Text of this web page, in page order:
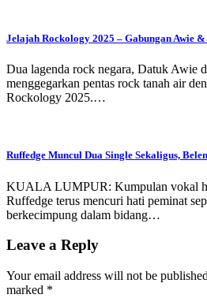
Jelajah Rockology 2025 – Gabungan Awie
Dua lagenda rock negara, Datuk Awie
menggegarkan pentas rock tanah air
Rockology 2025.…
Ruffedge Muncul Dua Single Sekaligus,
KUALA LUMPUR: Kumpulan vokal
Ruffedge terus mencuri hati peminat
berkecimpung dalam bidang…
Leave a Reply
Your email address will not be
marked *